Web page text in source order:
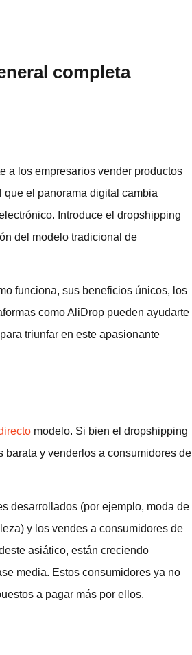
completa
a los empresarios vender productos
el panorama digital cambia
Introduce el dropshipping
del modelo tradicional de
funciona, sus beneficios únicos, los
como AliDrop pueden ayudarte
triunfar en este apasionante
modelo. Si bien el dropshipping
y venderlos a consumidores de
desarrollados (por ejemplo, moda de
y los vendes a consumidores de
asiático, están creciendo
media. Estos consumidores ya no
a pagar más por ellos.